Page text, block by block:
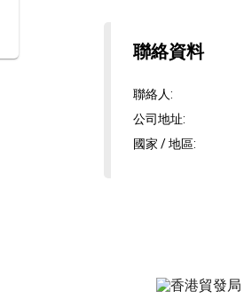
聯絡資料
聯絡人:
公司地址:
國家 / 地區: